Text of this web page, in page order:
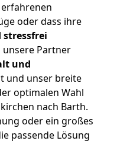
oder dass ihre
stressfrei
Partner
und
und unser breite
optimalen Wahl
nach Barth.
oder ein großes
passende Lösung